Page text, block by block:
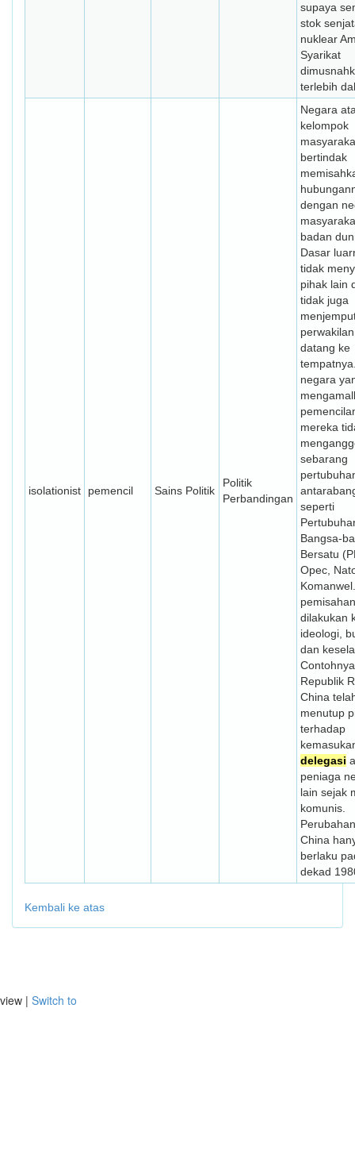
supaya
stok
nuklear
Syarikat
terlebih
isolationist pemencil Sains Politik
Politik
Perbandingan
Negara
kelompok
bertindak
dengan
badan
Dasar
tidak
pihak lain
tidak juga
datang ke
negara
mereka
sebarang
seperti
Bangsa-
Bersatu
Opec,
dilakukan
ideologi,
dan
Republik
China
menutup
terhadap
delegasi
peniaga
lain sejak
komunis.
China
berlaku
dekad
Kembali ke atas
view | Switch to